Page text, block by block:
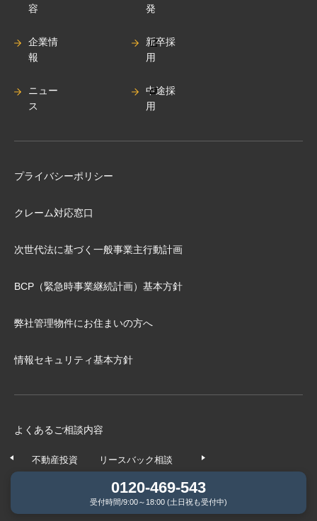
容
企業情
報
ニュー
ス
発
新卒採
用
中途採
用
プライバシーポリシー
クレーム対応窓口
次世代法に基づく⼀般事業主⾏動計画
BCP（緊急時事業継続計画）基本⽅針
弊社管理物件にお住まいの⽅へ
情報セキュリティ基本方針
よくあるご相談内容
不動産投資 リースバック相談
0120-469-543
受付時間/9:00～18:00 (土日祝も受付中)